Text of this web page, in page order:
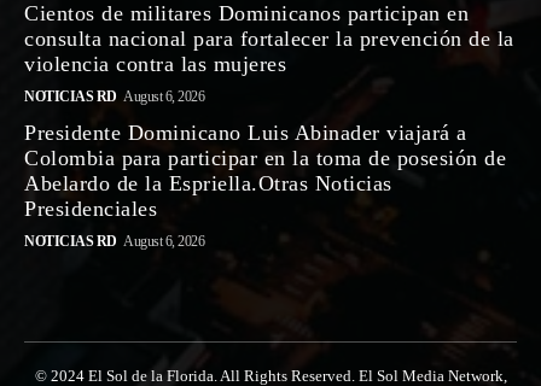
Cientos de militares Dominicanos participan en
consulta nacional para fortalecer la prevención de la
violencia contra las mujeres
NOTICIAS RD August 6, 2026
Presidente Dominicano Luis Abinader viajará a
Colombia para participar en la toma de posesión de
Abelardo de la Espriella.Otras Noticias
Presidenciales
NOTICIAS RD August 6, 2026
© 2024 El Sol de la Florida. All Rights Reserved. El Sol Media Network,